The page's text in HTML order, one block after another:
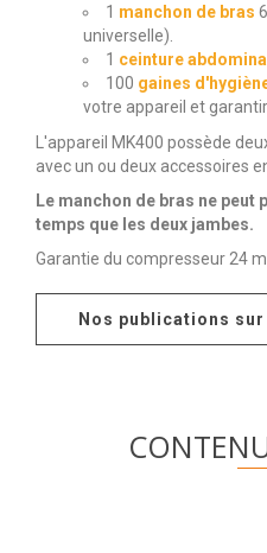
1 manchon de bras
universelle).
1 ceinture
100 gaines
votre appareil et
L'appareil MK400 possède
avec un ou deux accessoires
Le manchon de bras ne peut
temps que les deux jambes.
Garantie du compresseur 24
Nos publications